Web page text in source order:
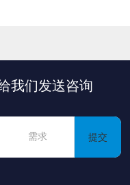
我们发送咨询
提交